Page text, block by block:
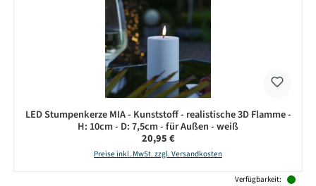
LED Stumpenkerze MIA - Kunststoff - realistische 3D Flamme -
H: 10cm - D: 7,5cm - für Außen - weiß
Regulärer Preis:
20,95 €
Preise inkl. MwSt. zzgl. Versandkosten
Verfügbarkeit: